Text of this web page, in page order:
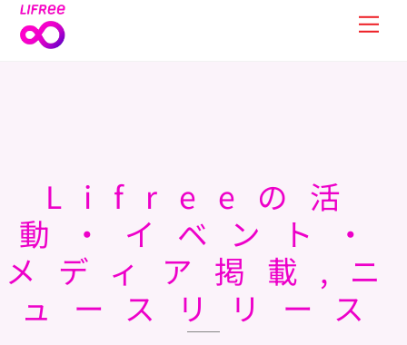
Skip
Lifreeの活
動・イベント・
メディア掲載,ニ
ュースリリース